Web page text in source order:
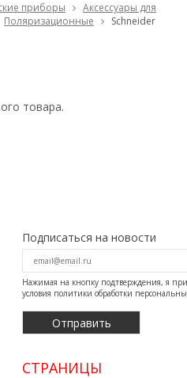
приборы
Аксессуары для
Поляризационные
Schneider
товара.
Подписаться на новости
Нажимая на кнопку подтверждения, я
условия политики обработки
СТРАНИЦЫ